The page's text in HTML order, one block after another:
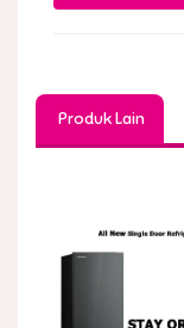
Produk Lain